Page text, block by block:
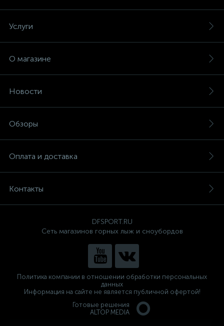
Услуги
О магазине
Новости
Обзоры
Оплата и доставка
Контакты
DFSPORT.RU
Сеть магазинов горных лыж и сноубордов
Политика компании в отношении обработки персональных
данных
Информация на сайте не является публичной офертой!
Готовые решения
ALTOP MEDIA